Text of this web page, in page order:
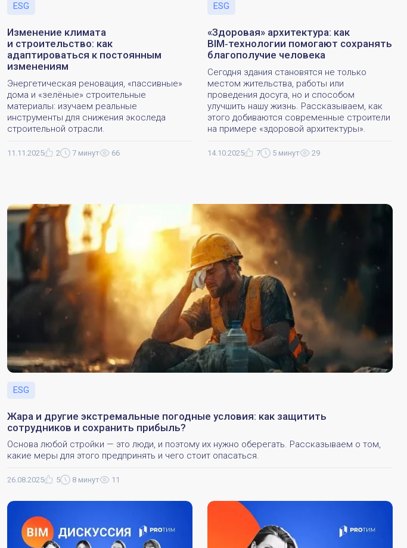
ESG
Изменение климата
и строительство: как
адаптироваться к постоянным
изменениям
Энергетическая реновация, «пассивные»
дома и «зелёные» строительные
материалы: изучаем реальные
инструменты для снижения экоследа
строительной отрасли.
11.11.2025 2 7 минут 66
ESG
«Здоровая» архитектура: как
BIM‑технологии помогают сохранять
благополучие человека
Сегодня здания становятся не только
местом жительства, работы или
проведения досуга, но и способом
улучшить нашу жизнь. Рассказываем, как
этого добиваются современные строители
на примере «здоровой архитектуры».
14.10.2025 7 5 минут 29
ESG
Жара и другие экстремальные погодные условия: как защитить
сотрудников и сохранить прибыль?
Основа любой стройки — это люди, и поэтому их нужно оберегать. Рассказываем о том,
какие меры для этого предпринять и чего стоит опасаться.
26.08.2025 5 8 минут 11